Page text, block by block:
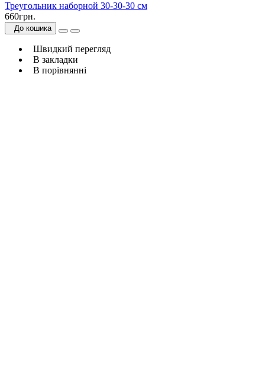
Треугольник наборной 30-30-30 см
660грн.
До кошика
Швидкий перегляд
В закладки
В порівнянні